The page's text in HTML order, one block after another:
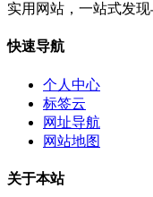
实用网站，一站式发
快速导航
个人中心
标签云
网址导航
网站地图
关于本站